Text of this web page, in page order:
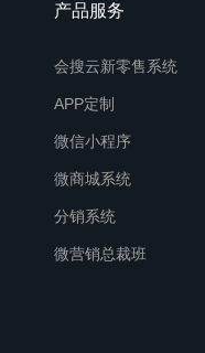
产品服务
会搜云新零售系统
APP定制
微信小程序
微商城系统
分销系统
微营销总裁班